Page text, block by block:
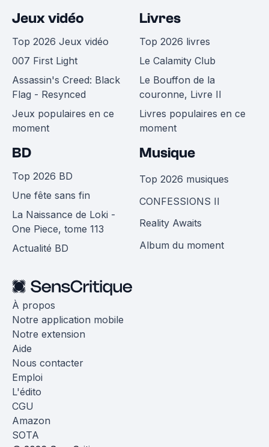
Jeux vidéo
Top 2026 Jeux vidéo
007 First Light
Assassin's Creed: Black
Flag - Resynced
Jeux populaires en ce
moment
Livres
Top 2026 livres
Le Calamity Club
Le Bouffon de la
couronne, Livre II
Livres populaires en ce
moment
BD
Top 2026 BD
Une fête sans fin
La Naissance de Loki -
One Piece, tome 113
Actualité BD
Musique
Top 2026 musiques
CONFESSIONS II
Reality Awaits
Album du moment
À propos
Notre application mobile
Notre extension
Aide
Nous contacter
Emploi
L'édito
CGU
Amazon
SOTA